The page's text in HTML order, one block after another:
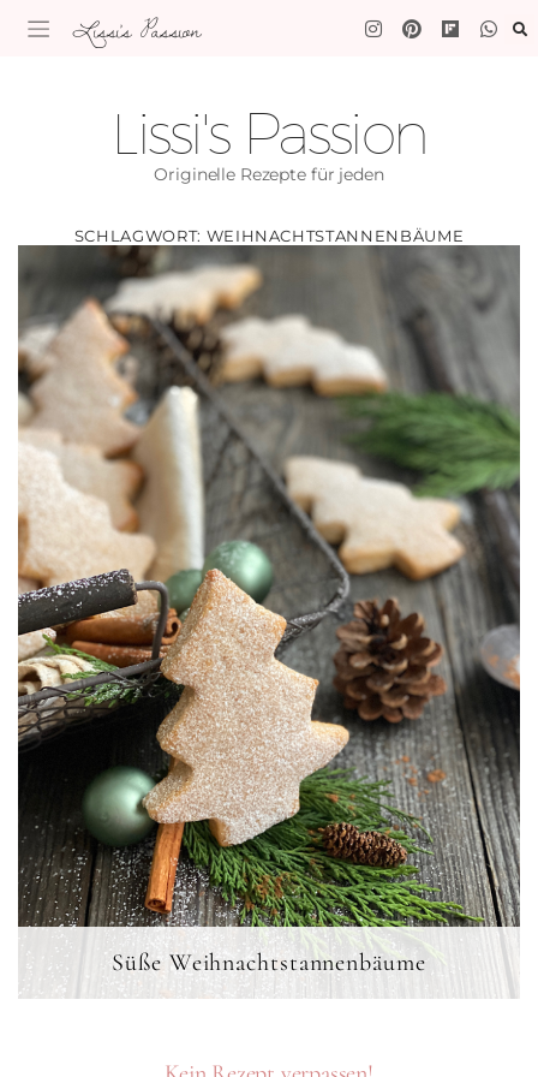
Lissi's Passion
Lissi's Passion
Originelle Rezepte für jeden
SCHLAGWORT: WEIHNACHTSTANNENBÄUME
Süße Weihnachtstannenbäume